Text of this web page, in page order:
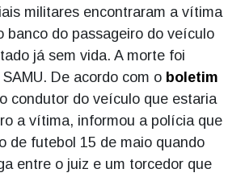
militares encontraram a vítima
banco do passageiro do veículo
já sem vida. A morte foi
De acordo com o boletim
condutor do veículo que estaria
a vítima, informou a polícia que
de futebol 15 de maio quando
entre o juiz e um torcedor que